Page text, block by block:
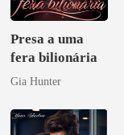
Presa a uma
fera bilionária
Gia Hunter